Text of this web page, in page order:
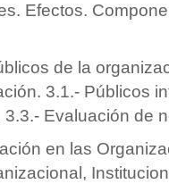
Efectos.
de la
3.1.- Públicos
Evaluación de
en las